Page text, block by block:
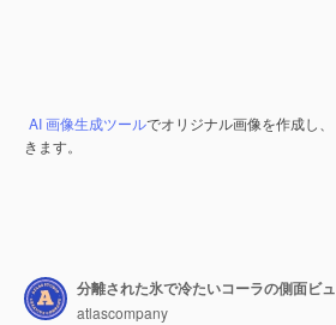
AI 画像生成ツールでオリジナル画像を作成し、
きます。
分離された氷で冷たいコーラの側面ビ
atlascompany